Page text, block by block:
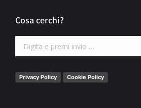
Cosa cerchi?
Privacy Policy Cookie Policy